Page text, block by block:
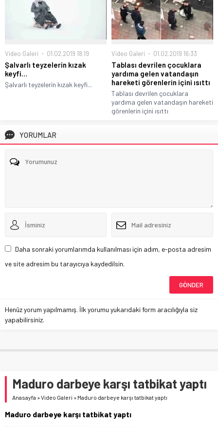
Video Galeri 01.02.2019 18:19
Şalvarlı teyzelerin kızak
keyfi…
Şalvarlı teyzelerin kızak keyfi...
Video Galeri 01.02.2019 16:33
Tablası devrilen çocuklara
yardıma gelen vatandaşın
hareketi görenlerin içini ısıttı
Tablası devrilen çocuklara
yardıma gelen vatandaşın hareketi
görenlerin içini ısıttı
YORUMLAR
Daha sonraki yorumlarımda kullanılması için adım, e-posta adresim
ve site adresim bu tarayıcıya kaydedilsin.
Henüz yorum yapılmamış. İlk yorumu yukarıdaki form aracılığıyla siz
yapabilirsiniz.
Maduro darbeye karşı tatbikat yaptı
Anasayfa »Video Galeri » Maduro darbeye karşı tatbikat yaptı
Maduro darbeye karşı tatbikat yaptı